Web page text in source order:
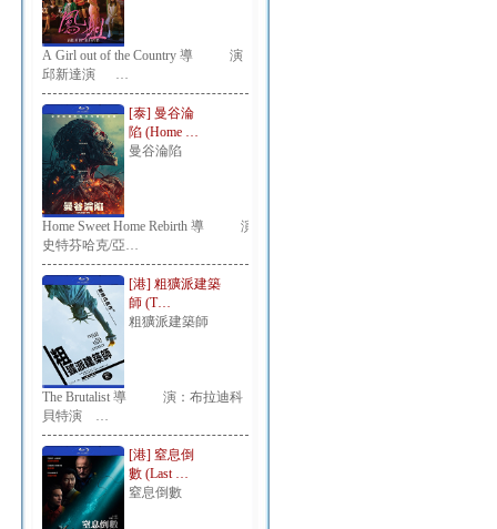
A Girl out of the Country 導 演：
邱新達演 …
[泰] 曼谷淪
陷 (Home …
曼谷淪陷
Home Sweet Home Rebirth 導 演：
史特芬哈克/亞…
[港] 粗獷派建築
師 (T…
粗獷派建築師
The Brutalist 導 演：布拉迪科
貝特演 …
[港] 窒息倒
數 (Last …
窒息倒數